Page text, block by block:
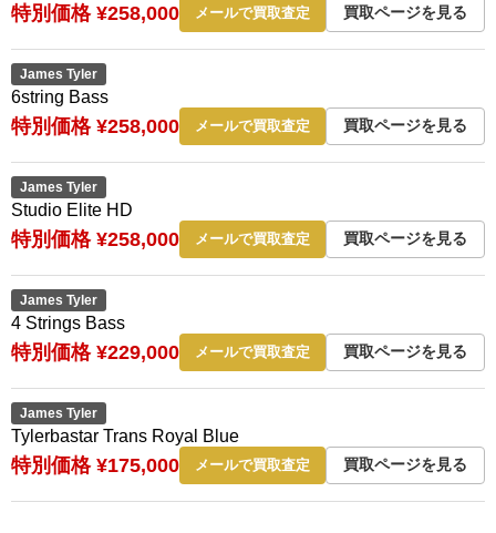
特別価格 ¥258,000 メールで買取査定 買取ページを見る
James Tyler
6string Bass
特別価格 ¥258,000 メールで買取査定 買取ページを見る
James Tyler
Studio Elite HD
特別価格 ¥258,000 メールで買取査定 買取ページを見る
James Tyler
4 Strings Bass
特別価格 ¥229,000 メールで買取査定 買取ページを見る
James Tyler
Tylerbastar Trans Royal Blue
特別価格 ¥175,000 メールで買取査定 買取ページを見る